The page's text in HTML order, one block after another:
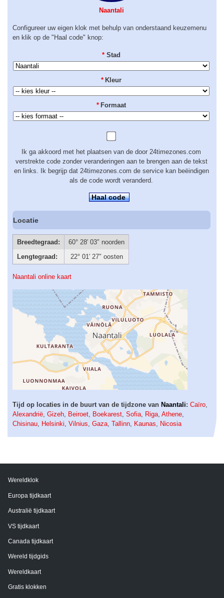
Naantali
Configureer uw eigen klok met behulp van onderstaand keuzemenu
en klik op de "Haal code" knop:
* Stad
* Kleur
* Formaat
Ik ga akkoord met het plaatsen van de door 24timezones.com
verstrekte code zonder veranderingen aan te brengen aan de tekst
en links. Ik begrijp dat 24timezones.com de service kan beëindigen
als de code wordt veranderd.
Haal code
Locatie
Breedtegraad:
60° 28′ 03″ noorden
Lengtegraad:
22° 01′ 27″ oosten
Naantali online kaart
Tijd op locaties in de buurt van de tijdzone van Naantali: Caïro
Alexandrië Gizeh Beiroet Boekarest Sofia Riga Athene
Chisinau
Helsinki Vilnius Gaza Tallinn Kaunas Nicosia
Wereldklok
Europa tijdkaart
Australië tijdkaart
VS tijdkaart
Canada tijdkaart
Wereld tijdgids
Wereldkaart
Gratis klokken